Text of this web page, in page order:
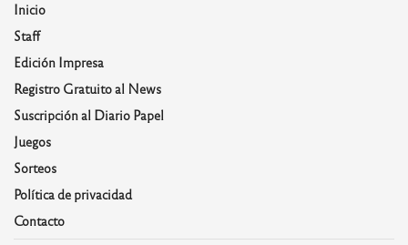
Inicio
Staff
Edición Impresa
Registro Gratuito al News
Suscripción al Diario Papel
Juegos
Sorteos
Política de privacidad
Contacto